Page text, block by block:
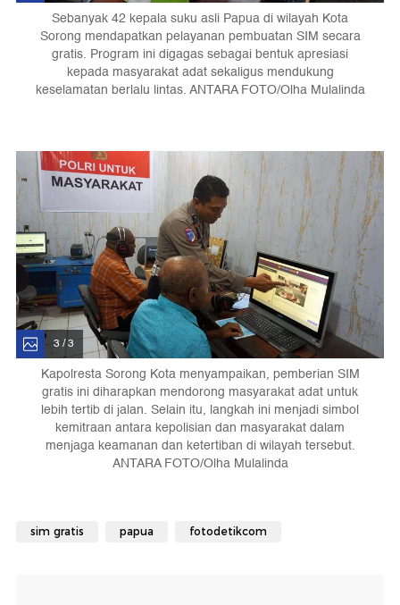
Sebanyak 42 kepala suku asli Papua di wilayah Kota
Sorong mendapatkan pelayanan pembuatan SIM secara
gratis. Program ini digagas sebagai bentuk apresiasi
kepada masyarakat adat sekaligus mendukung
keselamatan berlalu lintas. ANTARA FOTO/Olha Mulalinda
3 / 3
Kapolresta Sorong Kota menyampaikan, pemberian SIM
gratis ini diharapkan mendorong masyarakat adat untuk
lebih tertib di jalan. Selain itu, langkah ini menjadi simbol
kemitraan antara kepolisian dan masyarakat dalam
menjaga keamanan dan ketertiban di wilayah tersebut.
ANTARA FOTO/Olha Mulalinda
sim gratis papua fotodetikcom